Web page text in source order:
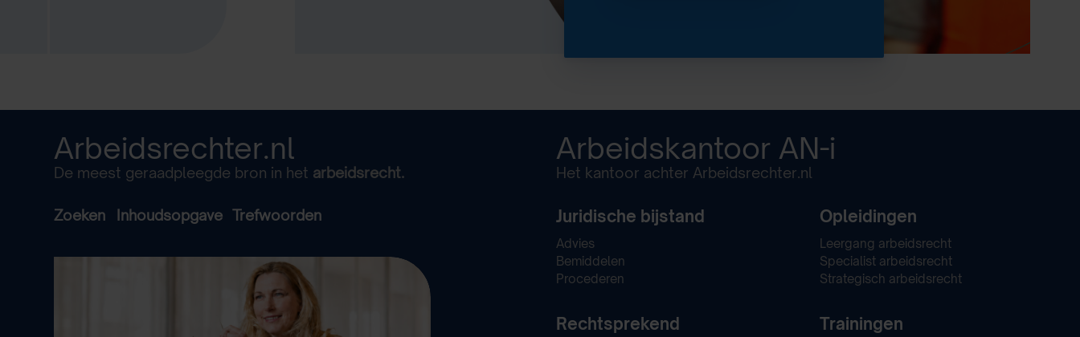
Arbeidsrechter.nl
De meest geraadpleegde bron in het arbeidsrecht.
Zoeken Inhoudsopgave Trefwoorden
Arbeidskantoor AN-i
Het kantoor achter Arbeidsrechter.nl
Juridische bijstand
Advies
Bemiddelen
Procederen
Rechtsprekend
Opleidingen
Leergang arbeidsrecht
Specialist arbeidsrecht
Strategisch arbeidsrecht
Trainingen